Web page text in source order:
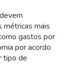
devem
métricas mais
gastos por
por acordo
tipo de